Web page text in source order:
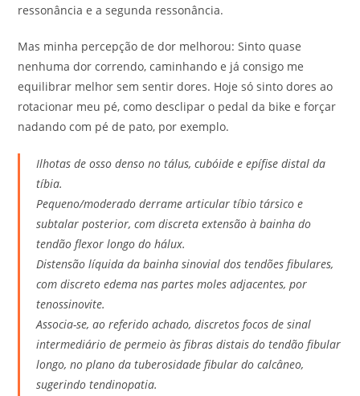
ressonância e a segunda ressonância.
Mas minha percepção de dor melhorou: Sinto quase
nenhuma dor correndo, caminhando e já consigo me
equilibrar melhor sem sentir dores. Hoje só sinto dores ao
rotacionar meu pé, como desclipar o pedal da bike e forçar
nadando com pé de pato, por exemplo.
Ilhotas de osso denso no tálus, cubóide e epífise distal da
tíbia.
Pequeno/moderado derrame articular tíbio társico e
subtalar posterior, com discreta extensão à bainha do
tendão flexor longo do hálux.
Distensão líquida da bainha sinovial dos tendões fibulares,
com discreto edema nas partes moles adjacentes, por
tenossinovite.
Associa-se, ao referido achado, discretos focos de sinal
intermediário de permeio às fibras distais do tendão fibular
longo, no plano da tuberosidade fibular do calcâneo,
sugerindo tendinopatia.